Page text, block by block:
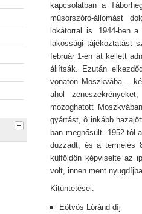
kapcsolatban a
műsorszóró-állomást
lokátorral is. 1944-ben
lakossági tájékoztatást
február 1-én át kellett
állítsák. Ezután
vonaton Moszkvába –
ahol
mozoghatott
gyártást, ô inkább
ban megnősült. 1952-tôl
duzzadt, és a termelés
külföldön képviselte az
volt, innen ment
Kitüntetései:
Eötvös Lóránd díj